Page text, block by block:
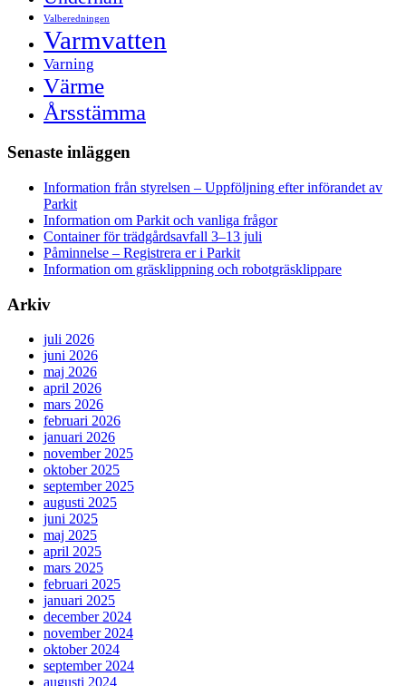
Valberedningen
Varmvatten
Varning
Värme
Årsstämma
Senaste inläggen
Information från styrelsen – Uppföljning efter införandet av
Parkit
Information om Parkit och vanliga frågor
Container för trädgårdsavfall 3–13 juli
Påminnelse – Registrera er i Parkit
Information om gräsklippning och robotgräsklippare
Arkiv
juli 2026
juni 2026
maj 2026
april 2026
mars 2026
februari 2026
januari 2026
november 2025
oktober 2025
september 2025
augusti 2025
juni 2025
maj 2025
april 2025
mars 2025
februari 2025
januari 2025
december 2024
november 2024
oktober 2024
september 2024
augusti 2024